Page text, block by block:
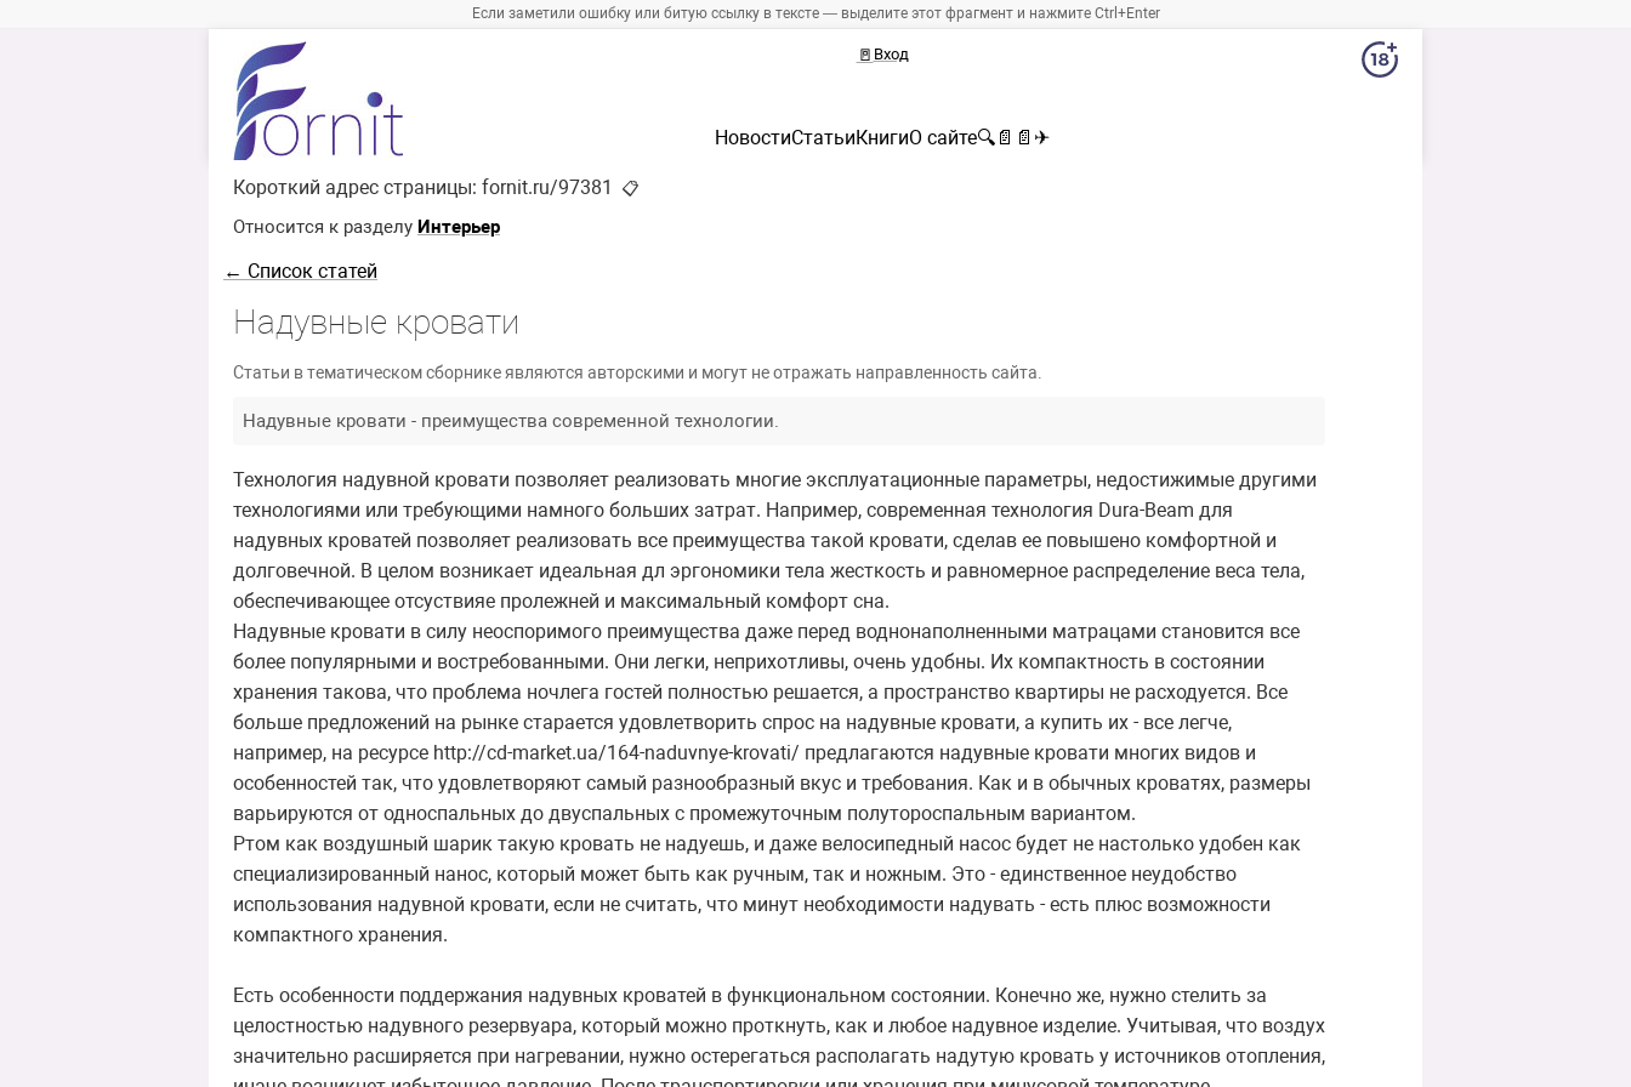
Если заметили ошибку или битую ссылку в тексте — выделите этот фрагмент и нажмите Ctrl+Enter
🚪 Вход
НовостиСтатьиКнигиО сайте🔍 📄 📄 ✈
Короткий адрес страницы: fornit.ru/97381 📋
Относится к разделу Интерьер
← Список статей
Надувные кровати
Статьи в тематическом сборнике являются авторскими и могут не отражать направленность сайта.
Надувные кровати - преимущества современной технологии.
Технология надувной кровати позволяет реализовать многие эксплуатационные параметры, недостижимые другими
технологиями или требующими намного больших затрат. Например, современная технология Dura-Beam для
надувных кроватей позволяет реализовать все преимущества такой кровати, сделав ее повышено комфортной и
долговечной. В целом возникает идеальная дл эргономики тела жесткость и равномерное распределение веса тела,
обеспечивающее отсуствияе пролежней и максимальный комфорт сна.
Надувные кровати в силу неоспоримого преимущества даже перед воднонаполненными матрацами становится все
более популярными и востребованными. Они легки, неприхотливы, очень удобны. Их компактность в состоянии
хранения такова, что проблема ночлега гостей полностью решается, а пространство квартиры не расходуется. Все
больше предложений на рынке старается удовлетворить спрос на надувные кровати, а купить их - все легче,
например, на ресурсе http://cd-market.ua/164-naduvnye-krovati/ предлагаются надувные кровати многих видов и
особенностей так, что удовлетворяют самый разнообразный вкус и требования. Как и в обычных кроватях, размеры
варьируются от односпальных до двуспальных с промежуточным полутороспальным вариантом.
Ртом как воздушный шарик такую кровать не надуешь, и даже велосипедный насос будет не настолько удобен как
специализированный нанос, который может быть как ручным, так и ножным. Это - единственное неудобство
использования надувной кровати, если не считать, что минут необходимости надувать - есть плюс возможности
компактного хранения.
Есть особенности поддержания надувных кроватей в функциональном состоянии. Конечно же, нужно стелить за
целостностью надувного резервуара, который можно проткнуть, как и любое надувное изделие. Учитывая, что воздух
значительно расширяется при нагревании, нужно остерегаться располагать надутую кровать у источников отопления,